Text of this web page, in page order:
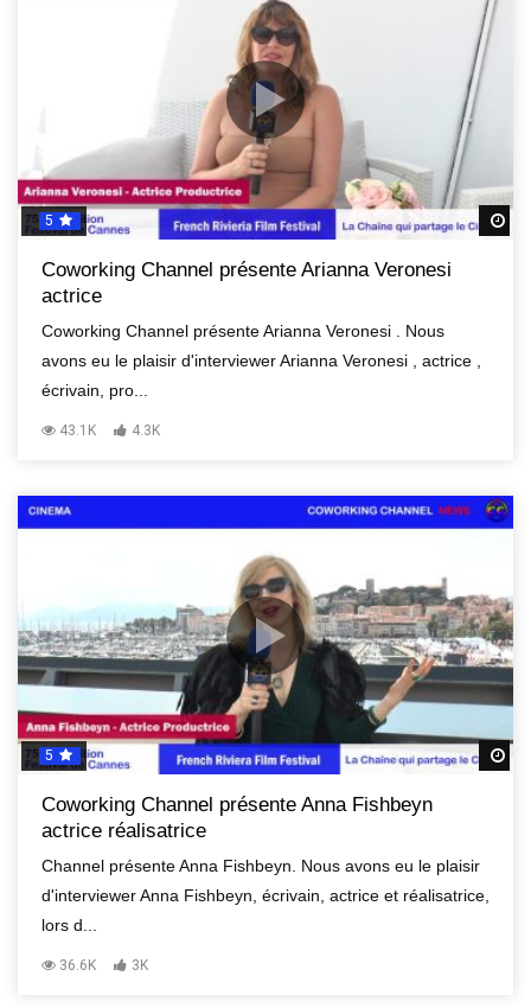
5
Coworking Channel présente Arianna Veronesi
actrice
Coworking Channel présente Arianna Veronesi . Nous
avons eu le plaisir d'interviewer Arianna Veronesi , actrice ,
écrivain, pro...
43.1K 4.3K
5
Coworking Channel présente Anna Fishbeyn
actrice réalisatrice
Channel présente Anna Fishbeyn. Nous avons eu le plaisir
d'interviewer Anna Fishbeyn, écrivain, actrice et réalisatrice,
lors d...
36.6K 3K